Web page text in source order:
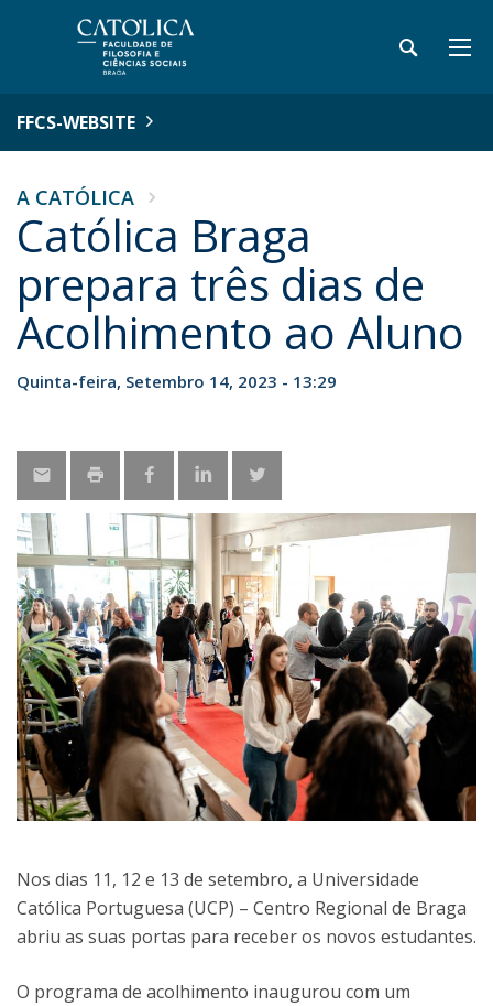
FFCS-WEBSITE
A CATÓLICA
Católica Braga
prepara três dias de
Acolhimento ao Aluno
Quinta-feira, Setembro 14, 2023 - 13:29
Nos dias 11, 12 e 13 de setembro, a Universidade
Católica Portuguesa (UCP) – Centro Regional de Braga
abriu as suas portas para receber os novos estudantes.
O programa de acolhimento inaugurou com um